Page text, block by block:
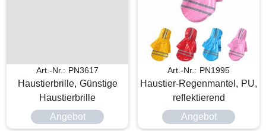
Art.-Nr.: PN3617
Haustierbrille, Günstige
Haustierbrille
Angebot
Art.-Nr.: PN1995
Haustier-Regenmantel, PU,
reflektierend
Angebot